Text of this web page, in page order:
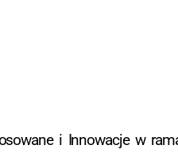
i Innowacje w